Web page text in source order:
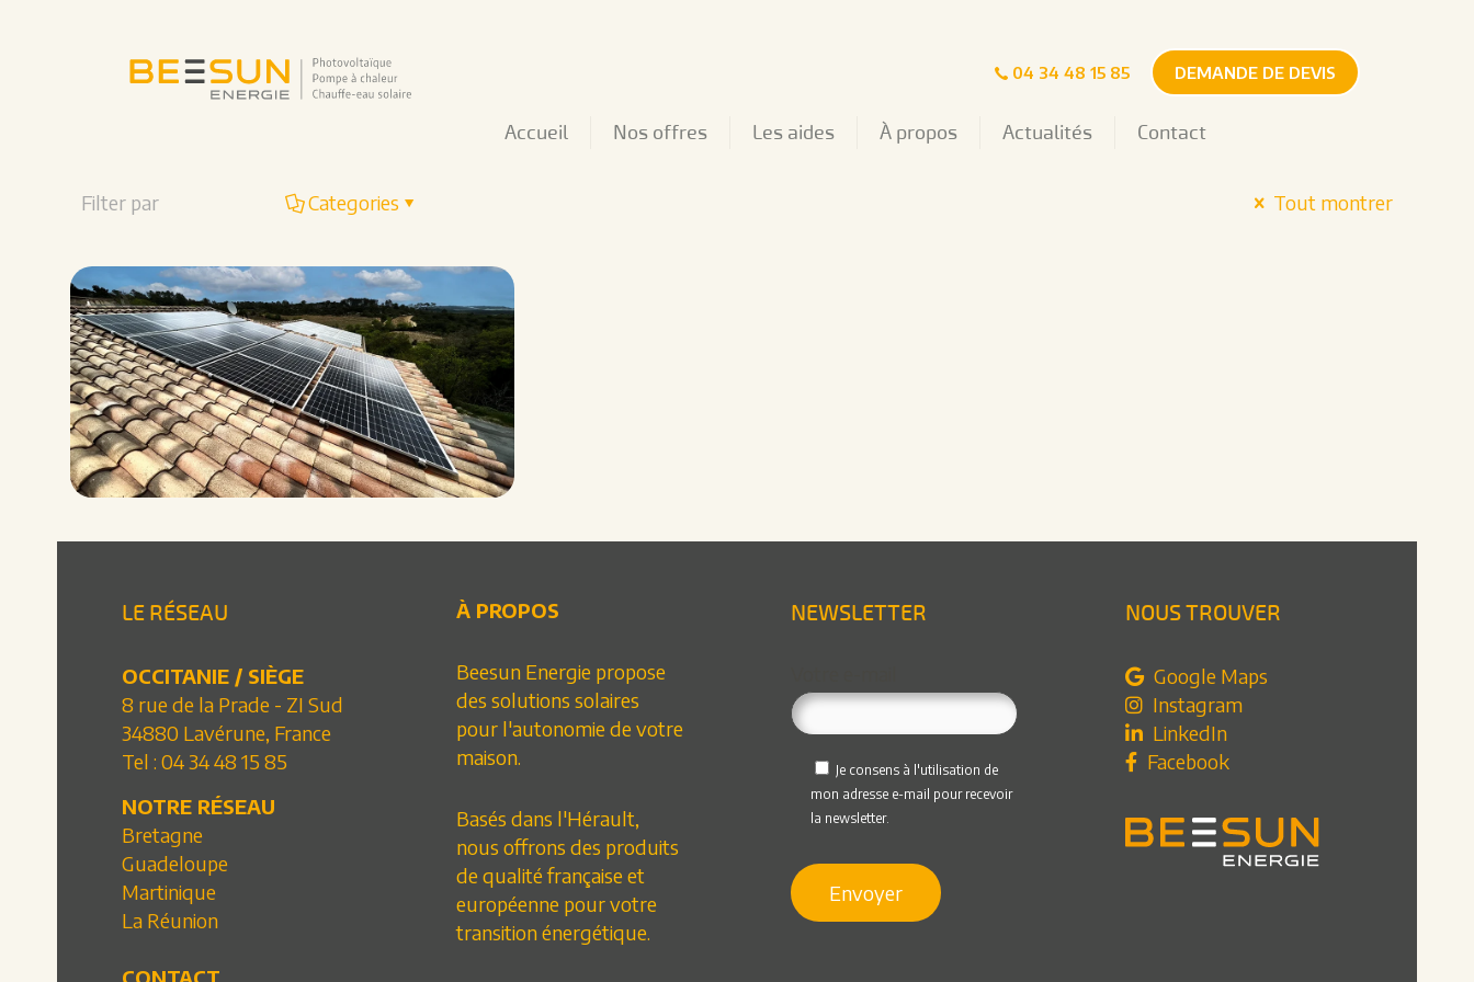
Accueil Nos offres Les aides À propos Actualités Contact
04 34 48 15 85 DEMANDE DE DEVIS
Filter par Categories Tout montrer
LE RÉSEAU
OCCITANIE / SIÈGE
8 rue de la Prade - ZI Sud
34880 Lavérune, France
Tel : 04 34 48 15 85
NOTRE RÉSEAU
Bretagne
Guadeloupe
Martinique
La Réunion
À PROPOS
Beesun Energie propose
des solutions solaires
pour l'autonomie de votre
maison.
Basés dans l'Hérault,
nous offrons des produits
de qualité française et
européenne pour votre
transition énergétique.
NEWSLETTER
Je consens à l'utilisation de
mon adresse e-mail pour recevoir
la newsletter.
NOUS TROUVER
Google Maps
Instagram
LinkedIn
Facebook